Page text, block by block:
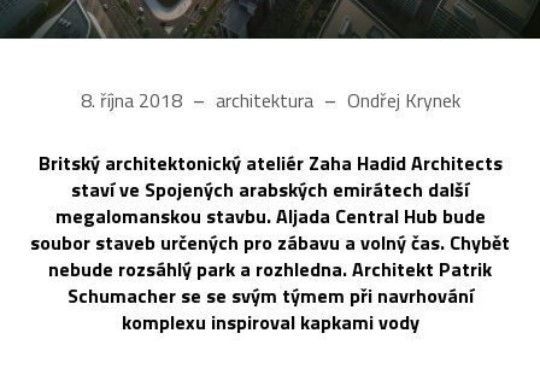
8. října 2018 architektura Ondřej Krynek
Britský architektonický ateliér Zaha Hadid Architects
staví ve Spojených arabských emirátech další
megalomanskou stavbu. Aljada Central Hub bude
soubor staveb určených pro zábavu a volný čas. Chybět
nebude rozsáhlý park a rozhledna. Architekt Patrik
Schumacher se se svým týmem při navrhování
komplexu inspiroval kapkami vody